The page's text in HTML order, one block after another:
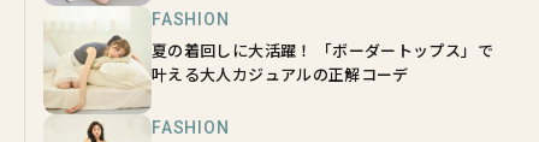
FASHION
夏の着回しに大活躍！ 「ボーダートップス」で
叶える大人カジュアルの正解コーデ
FASHION